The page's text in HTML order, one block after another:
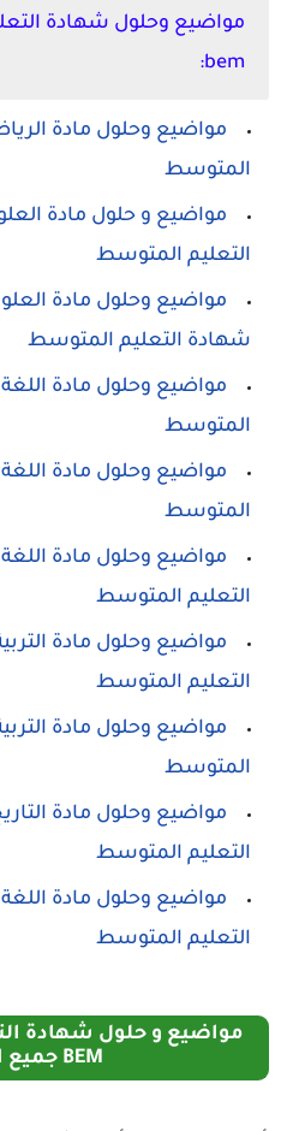
bem:
مواضيع وحلول مادة
المتوسط
مواضيع و حلول مادة
التعليم المتوسط
مواضيع وحلول مادة
شهادة التعليم المتوسط
مواضيع وحلول مادة
المتوسط
مواضيع وحلول مادة
المتوسط
مواضيع وحلول مادة اللغة
التعليم المتوسط
مواضيع وحلول مادة
التعليم المتوسط
مواضيع وحلول مادة
المتوسط
مواضيع وحلول مادة
التعليم المتوسط
مواضيع وحلول مادة
التعليم المتوسط
BEM جميع المواد